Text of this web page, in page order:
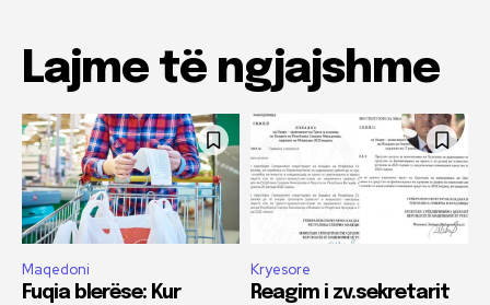
Lajme të ngjajshme
Maqedoni
Fuqia blerëse: Kur
Kryesore
Reagim i zv.sekretarit